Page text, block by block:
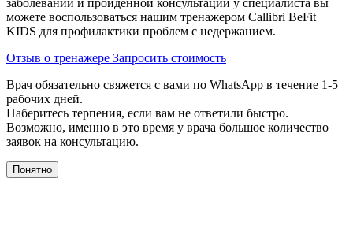
заболеваний и пройденной консультации у специалиста вы
можете воспользоваться нашим тренажером Сallibri BeFit
KIDS для профилактики проблем с недержанием.
Отзыв о тренажере Запросить стоимость
Врач обязательно свяжется с вами по WhatsApp в течение 1-5
рабочих дней.
Наберитесь терпения, если вам не ответили быстро.
Возможно, именно в это время у врача большое количество
заявок на консультацию.
Понятно